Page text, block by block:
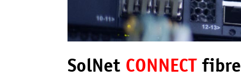
SolNet CONNECTfibre